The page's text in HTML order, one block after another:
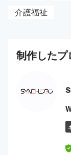
介護福祉
制作したプ